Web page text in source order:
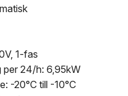
1-fas
per 24/h: 6,95kW
-20°C till -10°C